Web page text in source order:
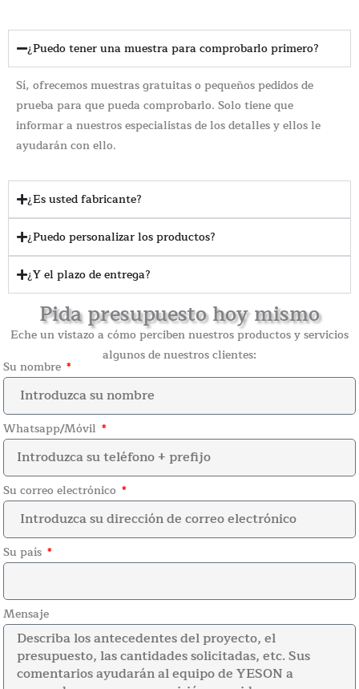
¿Puedo tener una muestra para comprobarlo primero?
Sí, ofrecemos muestras gratuitas o pequeños pedidos de
prueba para que pueda comprobarlo. Solo tiene que
informar a nuestros especialistas de los detalles y ellos le
ayudarán con ello.
¿Es usted fabricante?
¿Puedo personalizar los productos?
¿Y el plazo de entrega?
Pida presupuesto hoy mismo
Eche un vistazo a cómo perciben nuestros productos y servicios
algunos de nuestros clientes:
Su nombre
Whatsapp/Móvil
Su correo electrónico
Su país
Mensaje